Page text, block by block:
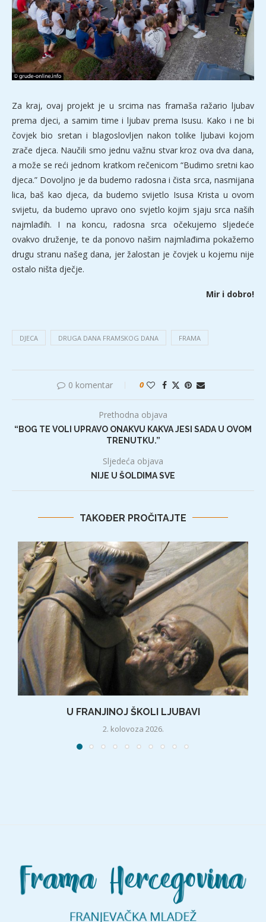
Za kraj, ovaj projekt je u srcima nas framaša ražario ljubav
prema djeci, a samim time i ljubav prema Isusu. Kako i ne bi
čovjek bio sretan i blagoslovljen nakon tolike ljubavi kojom
zrače djeca. Naučili smo jednu važnu stvar kroz ova dva dana,
a može se reći jednom kratkom rečenicom “Budimo sretni kao
djeca.” Dovoljno je da budemo radosna i čista srca, nasmijana
lica, baš kao djeca, da budemo svijetlo Isusa Krista u ovom
svijetu, da budemo upravo ono svjetlo kojim sjaju srca naših
najmlađih. I na koncu, radosna srca očekujemo sljedeće
ovakvo druženje, te da ponovo našim najmlađima pokažemo
drugu stranu našeg dana, jer žalostan je čovjek u kojemu nije
ostalo ništa dječje.
Mir i dobro!
DJECA DRUGA DANA FRAMSKOG DANA FRAMA
0 komentar 0
Prethodna objava
“BOG TE VOLI UPRAVO ONAKVU KAKVA JESI SADA U OVOM
TRENUTKU.”
Sljedeća objava
NIJE U ŠOLDIMA SVE
TAKOĐER PROČITAJTE
U FRANJINOJ ŠKOLI LJUBAVI
2. kolovoza 2026.